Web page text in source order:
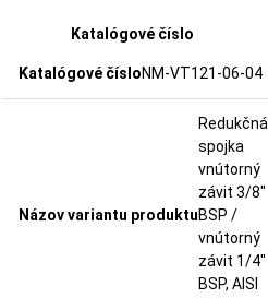
Katalógové číslo
NM-VT121-06-04
Redukčná
spojka
vnútorný
závit 3/8"
BSP /
vnútorný
závit 1/4"
BSP, AISI